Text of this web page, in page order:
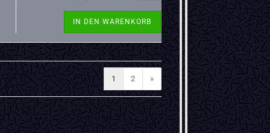
IN DEN WARENKORB
1 2 »